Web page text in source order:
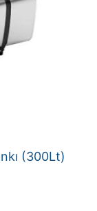
(300Lt)